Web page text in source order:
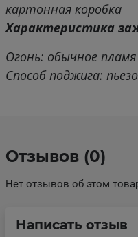
картонная коробка
Характеристика
Огонь: обычное пламя
Способ поджига:
Отзывов (0)
Нет отзывов об этом
Написать отзыв